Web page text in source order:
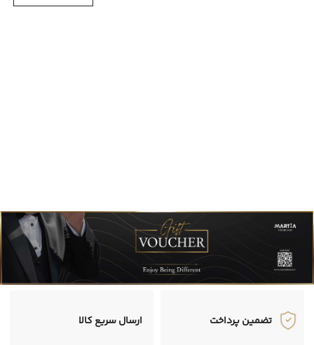
تضمین پرداخت ارسال سریع کالا